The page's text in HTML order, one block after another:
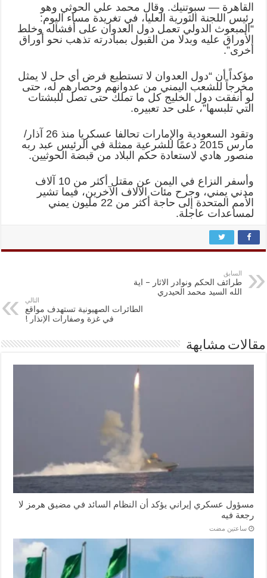
القاهرة — سبوتنيك. وقال محمد علي الحوثي وهو
رئيس اللجنة الثورية العليا، في تغريدة مساء اليوم:
“المبعوث الدولي تعمل دول العدوان على أفشاله وخلط
الأوراق عليه وبدلا من القبول بمبادرته تذهب نحو أوراق
أخرى”.
مؤكداً أن “دول العدوان لا تستطيع فرض أي حل لا يمثل
مخرجاً للشعب اليمني من عدوانهم وحصارهم له، حتى
لو أنفقت دول الخليج كل ما تملك حتى تصل للبشتات
التي تلبسها”، على حد تعبيره.
وتقود السعودية والإمارات تحالفا عسكريا منذ 26 آذار/
مارس 2015 دعمًا للشرعية ممثلة في الرئيس عبد ربه
منصور هادي لاستعادة حكم البلاد من قبضة الحوثيين.
وأسفر النزاع في اليمن عن مقتل أكثر من 10 آلاف
مدني يمني، وجرح مئات الآلاف الآخرين، فيما تشير
الأمم المتحدة إلى حاجة أكثر من 22 مليون يمني
لمساعدات عاجلة.
السابق
طرائف الحكم ونوادر الاثار – اية
الله السيد محمد الحيدري
التالي
الطائرات الصهيونية تستهدف مواقع
في غزة وصفارات الإنذار !
مقالات مشابهة
مسؤول عسكري إيراني يؤكد أن النظام السائد في مضيق هرمز لا
رجعة فيه
‏ساعتين مضت